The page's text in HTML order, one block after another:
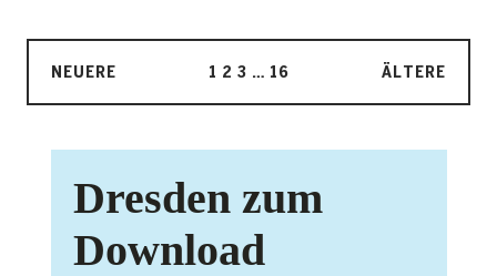
NEUERE 1 2 3 … 16 ÄLTERE
Dresden zum
Download